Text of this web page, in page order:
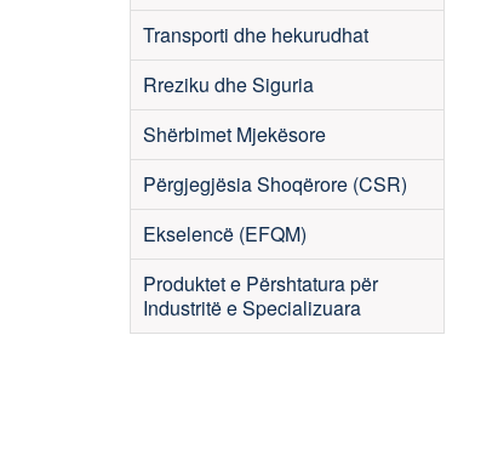
Transporti dhe hekurudhat
Rreziku dhe Siguria
Shërbimet Mjekësore
Përgjegjësia Shoqërore (CSR)
Ekselencë (EFQM)
Produktet e Përshtatura për
Industritë e Specializuara